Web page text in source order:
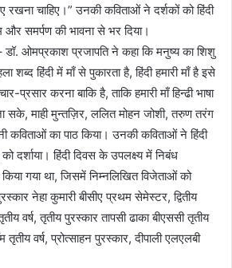
रखना चाहिए।” उनकी कविताओं ने दर्शकों को हिंदी
समर्पण की भावना से भर दिया।
डॉ. ओमप्रकाश प्रजापति ने कहा कि मनुष्य का शिशु
शब्द हिंदी में माँ से पुकारता है, हिंदी हमारी माँ है इसे
करना बाकि है, ताकि हमारी माँ हिन्ढी भाषा
माही मुन्तज़िर, ललित मोहन जोशी, तरुण तरंग
का पाठ किया। उनकी कविताओं ने हिंदी
दर्शाया। हिंदी दिवस के उपलक्ष्य में निबंध
गया था, जिसमें निम्नलिखित विजेताओं को
नेहा कुमारी बीसीए प्रथम सेमेस्टर, द्वितीय
वर्ष, तृतीय पुरस्कार तापसी ढाका बीएससी तृतीय
तृतीय वर्ष, प्रोत्साहन पुरस्कार, दीपाली एलएलबी